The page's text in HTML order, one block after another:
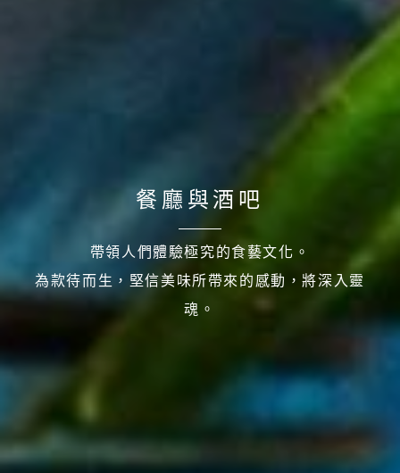
餐廳與酒吧
帶領人們體驗極究的食藝文化。
為款待而生，堅信美味所帶來的感動，將深入靈
魂。